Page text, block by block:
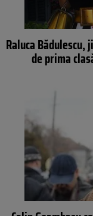
Raluca
de prima